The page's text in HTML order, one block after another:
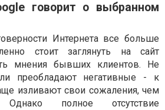
говорит о выбранном
Интернета все больше
стоит заглянуть на сайт
мнения бывших клиентов. Не
преобладают негативные - к
изливают свои сожаления, чем
полное отсутствие